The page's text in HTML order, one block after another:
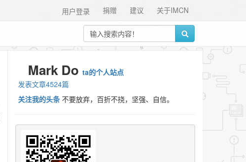
关于IMCN
建议
捐赠
用户登录
Mark Do ta的个人站点
发表文章4524篇
关注我的头条 不要放弃，百折不挠，坚强、自信。